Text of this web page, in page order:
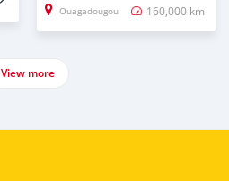
Ouagadougou 160,000 km
View more